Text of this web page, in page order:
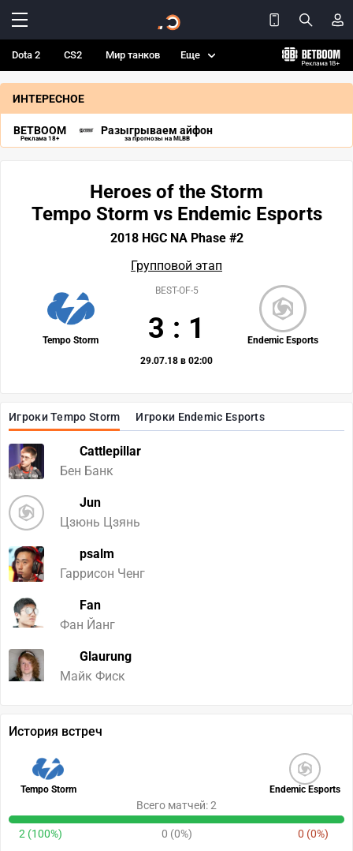
Dota 2 CS2 Мир танков Еще
ИНТЕРЕСНОЕ
BETBOOM
Реклама 18+
Разыгрываем айфон
за прогнозы на MLBB
Игроки Tempo Storm Игроки Endemic Esports
Cattlepillar
Бен Банк
Jun
Цзюнь Цзянь
psalm
Гаррисон Ченг
Fan
Фан Йанг
Glaurung
Майк Фиск
Heroes of the Storm
Tempo Storm vs Endemic Esports
2018 HGC NA Phase #2
Групповой этап
Tempo Storm Endemic Esports
BEST-OF-5
3 : 1
29.07.18 в 02:00
История встреч
Tempo Storm Endemic Esports
Всего матчей: 2
2 (100%) 0 (0%) 0 (0%)